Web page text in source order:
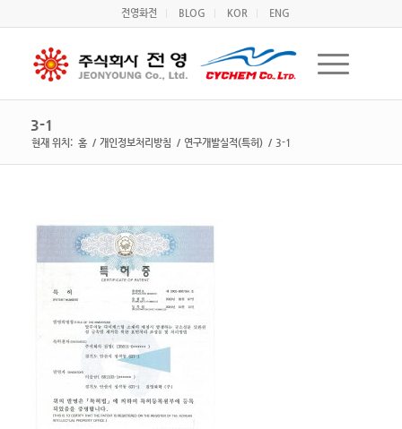
전영화전 BLOG KOR ENG
3-1
현재 위치: 홈 / 개인정보처리방침 / 연구개발실적(특허) / 3-1